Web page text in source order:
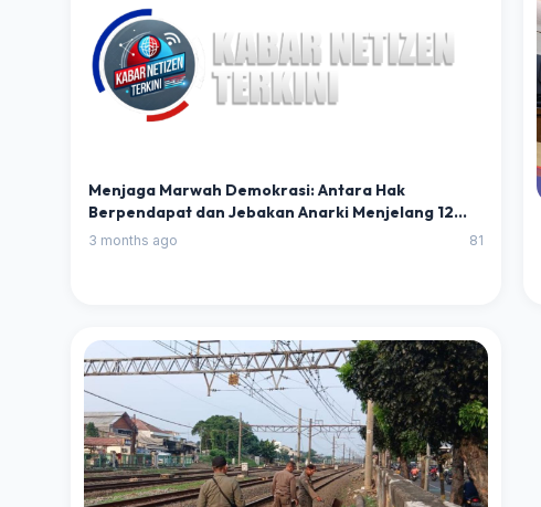
Menjaga Marwah Demokrasi: Antara Hak
Berpendapat dan Jebakan Anarki Menjelang 12
Mei
3 months ago 81